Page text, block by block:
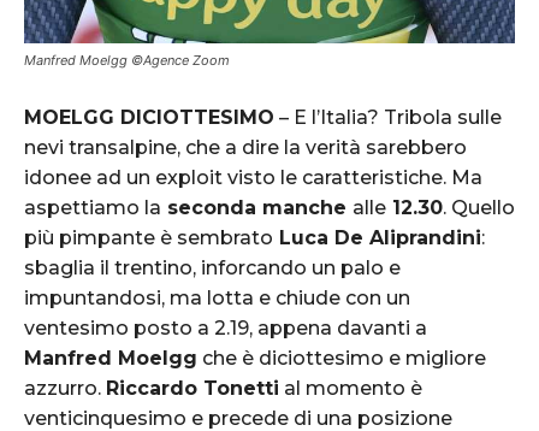
Manfred Moelgg ©Agence Zoom
MOELGG DICIOTTESIMO – E l’Italia? Tribola sulle
nevi transalpine, che a dire la verità sarebbero
idonee ad un exploit visto le caratteristiche. Ma
aspettiamo la seconda manche alle 12.30. Quello
più pimpante è sembrato Luca De Aliprandini:
sbaglia il trentino, inforcando un palo e
impuntandosi, ma lotta e chiude con un
ventesimo posto a 2.19, appena davanti a
Manfred Moelgg che è diciottesimo e migliore
azzurro. Riccardo Tonetti al momento è
venticinquesimo e precede di una posizione